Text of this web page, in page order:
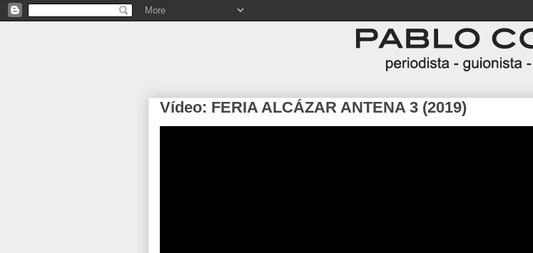
Vídeo: FERIA ALCÁZAR ANTENA 3 (2019)